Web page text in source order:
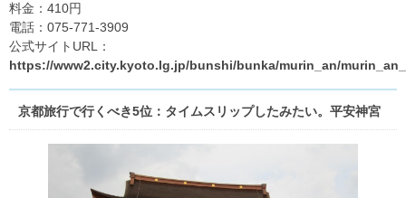
料金：410円
電話：075-771-3909
公式サイトURL：
https://www2.city.kyoto.lg.jp/bunshi/bunka/murin_an/
京都旅行で行くべき5位：タイムスリップしたみたい。平安神宮